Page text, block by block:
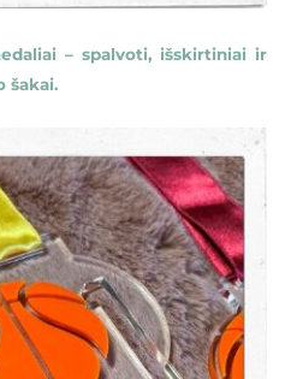
– spalvoti, išskirtiniai ir
šakai.